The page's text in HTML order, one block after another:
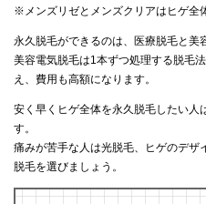
※メンズリゼとメンズクリアはヒゲ全
永久脱毛ができるのは、医療脱毛と美
美容電気脱毛は1本ずつ処理する脱毛
え、費用も高額になります。
安く早くヒゲ全体を永久脱毛したい人
す。
痛みが苦手な人は光脱毛、ヒゲのデザ
脱毛を選びましょう。